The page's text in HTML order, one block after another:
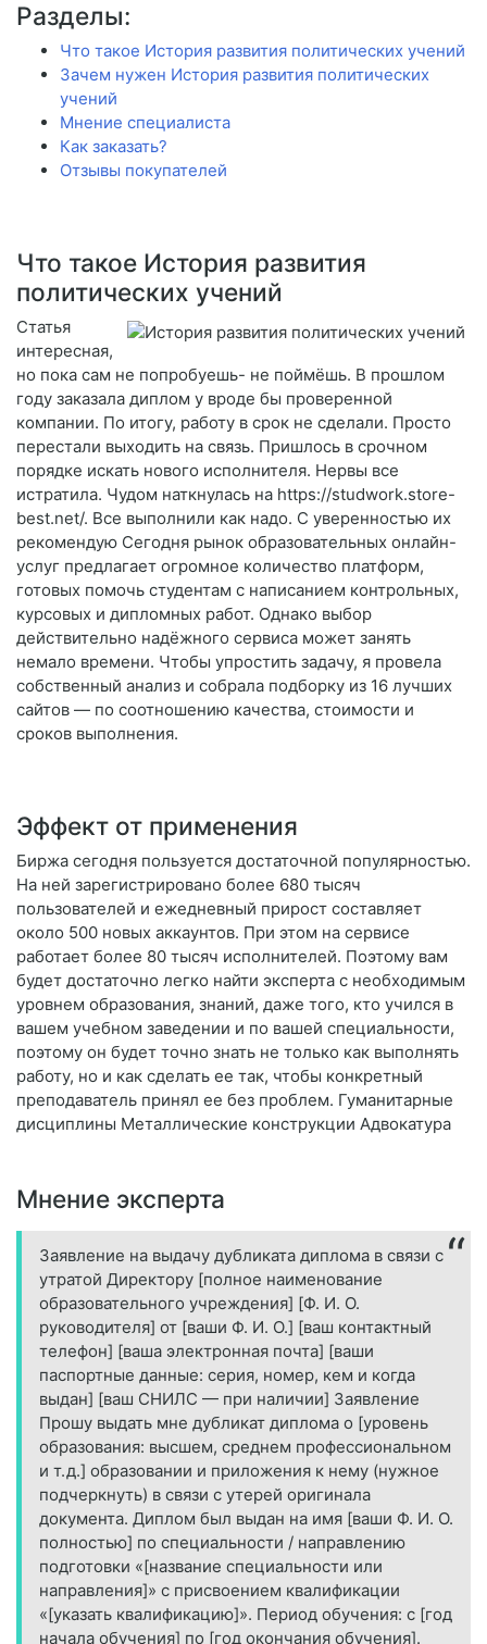
Разделы:
Что такое История развития политических учений
Зачем нужен История развития политических
учений
Мнение специалиста
Как заказать?
Отзывы покупателей
Что такое История развития
политических учений
Статья
интересная,
но пока сам не попробуешь- не поймёшь. В прошлом
году заказала диплом у вроде бы проверенной
компании. По итогу, работу в срок не сделали. Просто
перестали выходить на связь. Пришлось в срочном
порядке искать нового исполнителя. Нервы все
истратила. Чудом наткнулась на https://studwork.store-
best.net/. Все выполнили как надо. С уверенностью их
рекомендую Сегодня рынок образовательных онлайн-
услуг предлагает огромное количество платформ,
готовых помочь студентам с написанием контрольных,
курсовых и дипломных работ. Однако выбор
действительно надёжного сервиса может занять
немало времени. Чтобы упростить задачу, я провела
собственный анализ и собрала подборку из 16 лучших
сайтов — по соотношению качества, стоимости и
сроков выполнения.
Эффект от применения
Биржа сегодня пользуется достаточной популярностью.
На ней зарегистрировано более 680 тысяч
пользователей и ежедневный прирост составляет
около 500 новых аккаунтов. При этом на сервисе
работает более 80 тысяч исполнителей. Поэтому вам
будет достаточно легко найти эксперта с необходимым
уровнем образования, знаний, даже того, кто учился в
вашем учебном заведении и по вашей специальности,
поэтому он будет точно знать не только как выполнять
работу, но и как сделать ее так, чтобы конкретный
преподаватель принял ее без проблем. Гуманитарные
дисциплины Металлические конструкции Адвокатура
Мнение эксперта
Заявление на выдачу дубликата диплома в связи с
утратой Директору [полное наименование
образовательного учреждения] [Ф. И. О.
руководителя] от [ваши Ф. И. О.] [ваш контактный
телефон] [ваша электронная почта] [ваши
паспортные данные: серия, номер, кем и когда
выдан] [ваш СНИЛС — при наличии] Заявление
Прошу выдать мне дубликат диплома о [уровень
образования: высшем, среднем профессиональном
и т. д.] образовании и приложения к нему (нужное
подчеркнуть) в связи с утерей оригинала
документа. Диплом был выдан на имя [ваши Ф. И. О.
полностью] по специальности / направлению
подготовки «[название специальности или
направления]» с присвоением квалификации
«[указать квалификацию]». Период обучения: с [год
начала обучения] по [год окончания обучения].